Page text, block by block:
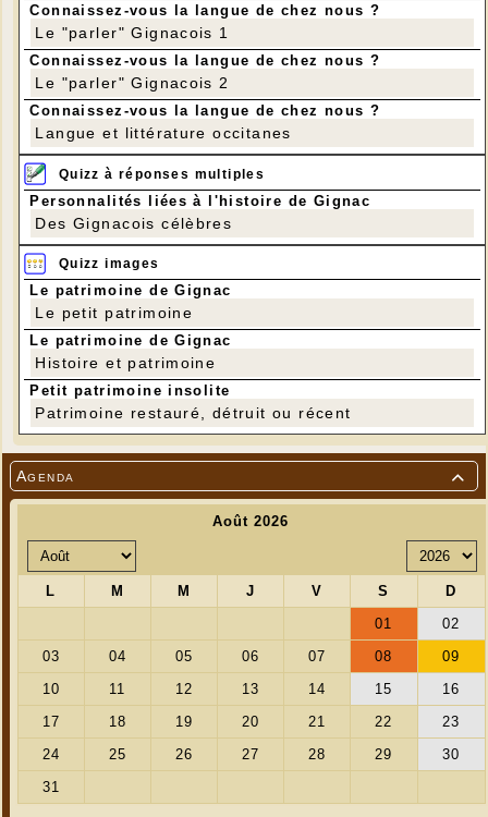

Agenda
Connaissez-vous la langue de chez nous ?
Le "parler" Gignacois 1
Connaissez-vous la langue de chez nous ?
Le "parler" Gignacois 2
Connaissez-vous la langue de chez nous ?
Langue et littérature occitanes
Quizz à réponses multiples
Personnalités liées à l'histoire de Gignac
Des Gignacois célèbres
Quizz images
Le patrimoine de Gignac
Le petit patrimoine
Le patrimoine de Gignac
Histoire et patrimoine
Petit patrimoine insolite
Patrimoine restauré, détruit ou récent